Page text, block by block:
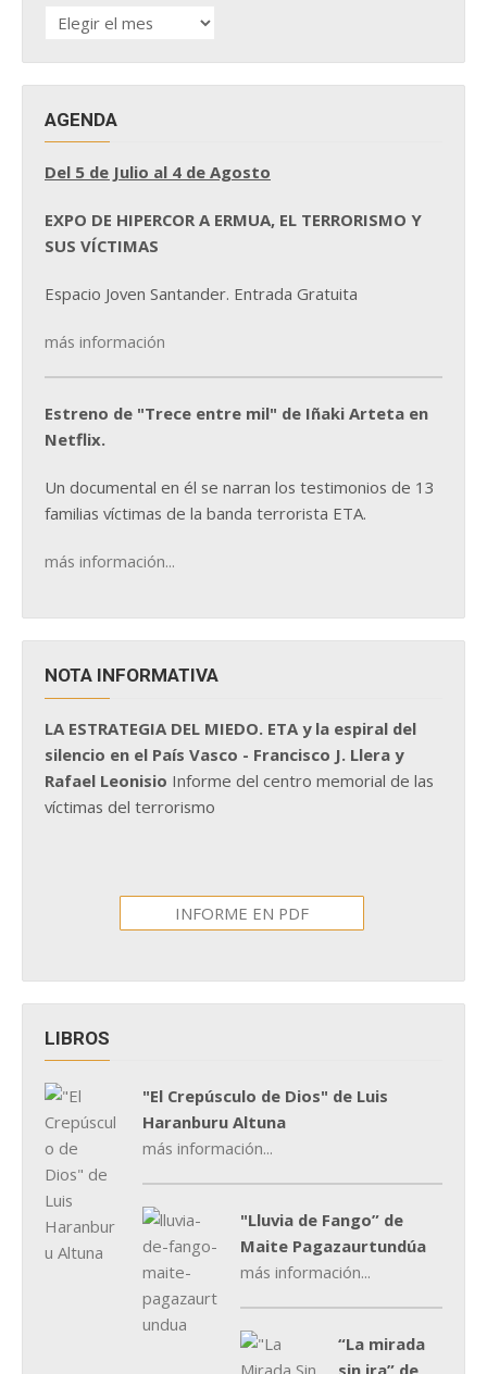
HISTÓRICO
DE
AGENDA
Del 5 de Julio al 4 de Agosto
EXPO DE HIPERCOR A ERMUA, EL TERRORISMO Y
SUS VÍCTIMAS
Espacio Joven Santander. Entrada Gratuita
más información
Estreno de "Trece entre mil" de Iñaki Arteta en
Netflix.
Un documental en él se narran los testimonios de 13
familias víctimas de la banda terrorista ETA.
más información...
NOTA INFORMATIVA
LA ESTRATEGIA DEL MIEDO. ETA y la espiral del
silencio en el País Vasco - Francisco J. Llera y
Rafael Leonisio Informe del centro memorial de las
víctimas del terrorismo
INFORME EN PDF
LIBROS
"El Crepúsculo de Dios" de Luis
Haranburu Altuna
más información...
"Lluvia de Fango” de
Maite Pagazaurtundúa
más información...
“La mirada